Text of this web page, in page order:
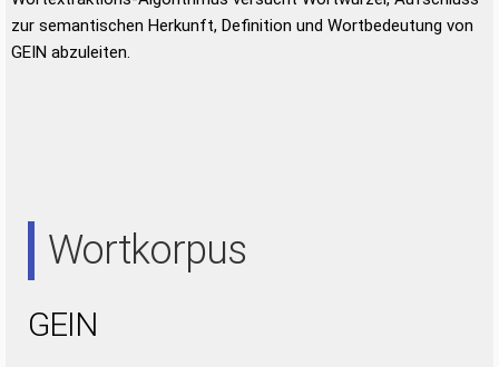
zur semantischen Herkunft, Definition und Wortbedeutung von
GEIN abzuleiten.
Wortkorpus
GEIN